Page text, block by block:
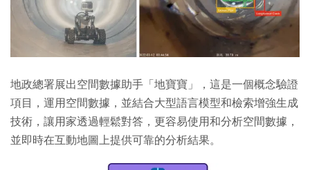
地政總署展出空間數據助手「地寶寶」，這是一個概念驗證
項目，運用空間數據，並結合大型語言模型和檢索增強生成
技術，讓用家透過輕鬆對答，更容易使用和分析空間數據，
並即時在互動地圖上提供可靠的分析結果。